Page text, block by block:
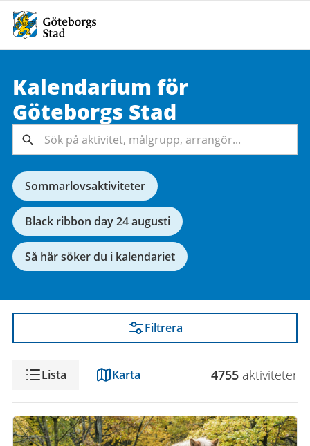
Kalendarium för
Göteborgs Stad
Sök på
aktivitet,
målgrupp,
arrangör...
Sök
Sommarlovsaktiviteter
Black ribbon day 24 augusti
Så här söker du i kalendariet
Filtrera
VisningLista Karta 4755 aktiviteter